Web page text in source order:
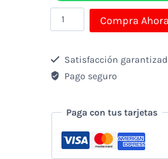
Collar
Mamá
cantidad
Compra Ahora
Satisfacción
Pago seguro
Paga con tus tarjetas